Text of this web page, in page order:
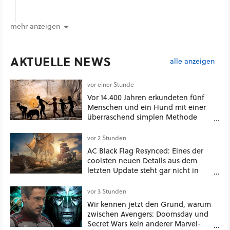
mehr anzeigen
AKTUELLE NEWS alle anzeigen
vor einer Stunde
Vor 14.400 Jahren erkundeten fünf
Menschen und ein Hund mit einer
überraschend simplen Methode
Spuren für die Ewigkeit
vor 2 Stunden
AC Black Flag Resynced: Eines der
coolsten neuen Details aus dem
letzten Update steht gar nicht in
vor 3 Stunden
Wir kennen jetzt den Grund, warum
zwischen Avengers: Doomsday und
Secret Wars kein anderer Marvel-